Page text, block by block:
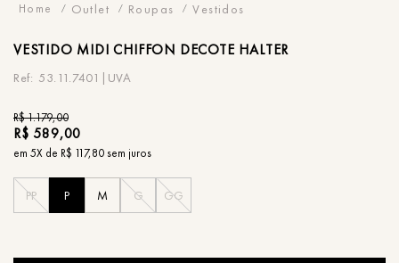
Outlet Roupas Vestidos
VESTIDO MIDI CHIFFON DECOTE HALTER
53.11.7401|UVA
R$1.179,00
R$ 589,00
em 5X de R$ 117,80sem juros
PP P M G GG